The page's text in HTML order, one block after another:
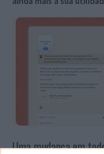
Uma mudança em